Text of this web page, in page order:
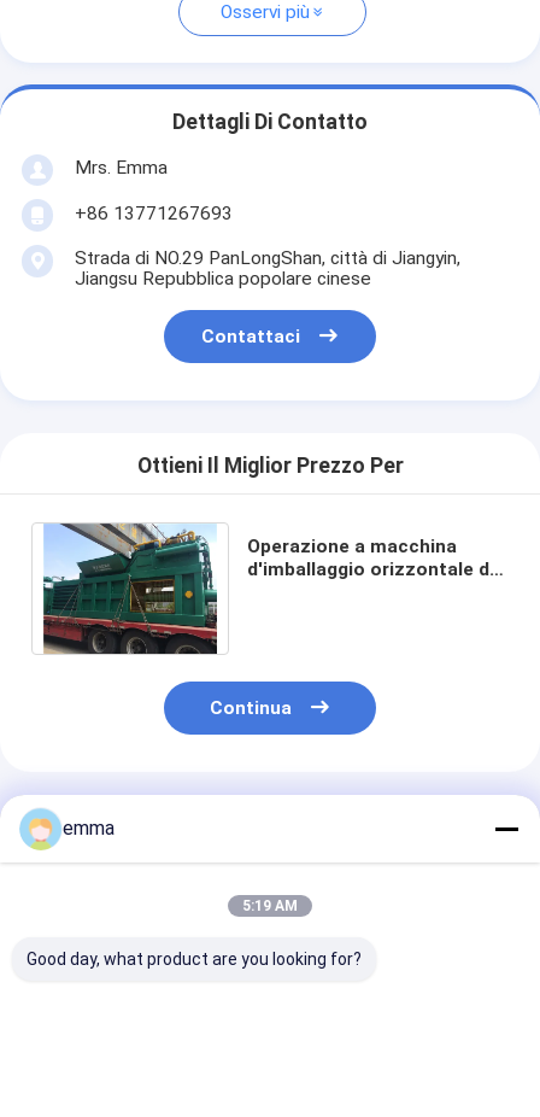
Osservi più
Dettagli Di Contatto
Mrs. Emma
+86 13771267693
Strada di NO.29 PanLongShan, città di Jiangyin,
Jiangsu Repubblica popolare cinese
Contattaci
Ottieni Il Miglior Prezzo Per
Operazione a macchina
d'imballaggio orizzontale di
Continua
Prodotti Raccomandati
emma
5:19 AM
Good day, what product are you looking for?